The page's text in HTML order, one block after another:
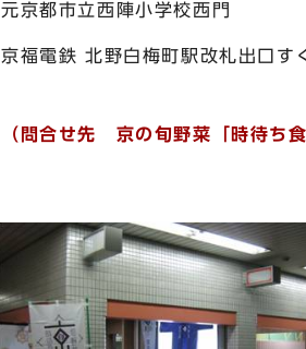
元京都市立西陣小学校西門
京福電鉄 北野白梅町駅改札出口す
（問合せ先 京の旬野菜「時待